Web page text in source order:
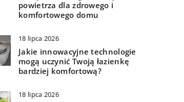
powietrza dla zdrowego i
komfortowego domu
18 lipca 2026
Jakie innowacyjne technologie
mogą uczynić Twoją łazienkę
bardziej komfortową?
18 lipca 2026